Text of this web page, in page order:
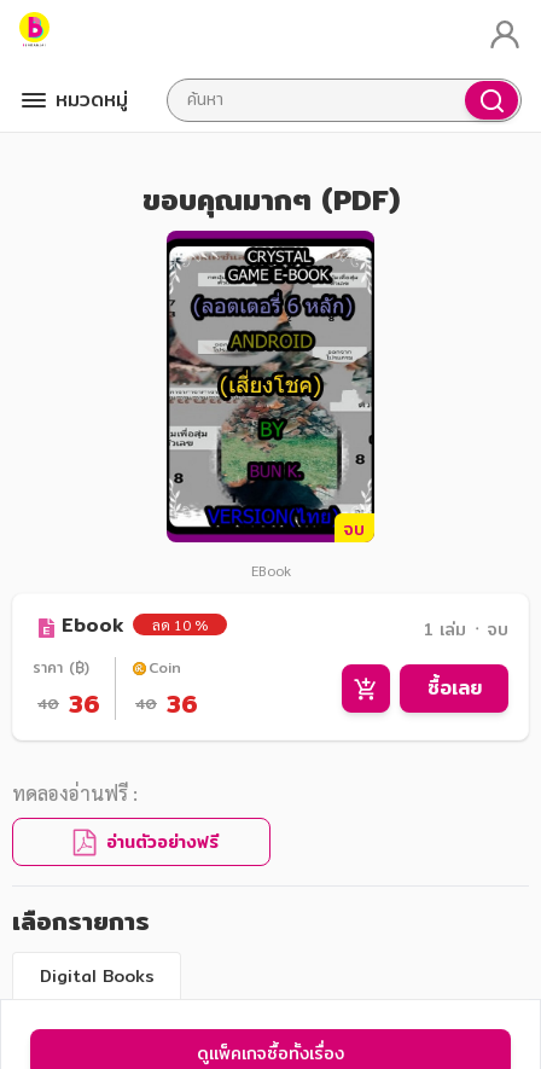
หมวดหมู่
ขอบคุณมากๆ (PDF)
จบ
EBook
Ebook ลด 10 % 1 เล่ม ᛫ จบ
ราคา (฿)
40 36
Coin
40 36 ซื้อเลย
ทดลองอ่านฟรี :
อ่านตัวอย่างฟรี
เลือกรายการ
Digital Books
ดูแพ็คเกจซื้อทั้งเรื่อง